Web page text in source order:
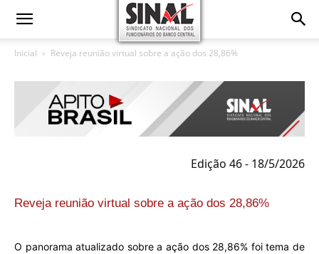
Inicial Reveja reunião virtual sobre a ação dos 28,86%
Edição 46 - 18/5/2026
Reveja reunião virtual sobre a ação dos 28,86%
O panorama atualizado sobre a ação dos 28,86% foi tema de